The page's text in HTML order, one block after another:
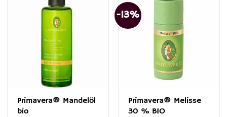
Primavera® Mandelöl
bio
-13%
Primavera® Melisse
30 % BIO